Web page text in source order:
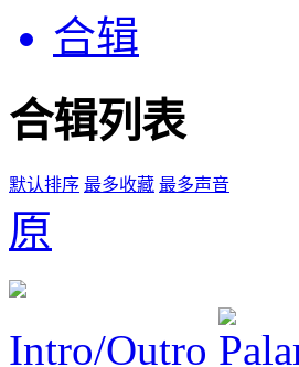
合辑
合辑列表
默认排序 最多收藏 最多声音
原
Intro/Outro